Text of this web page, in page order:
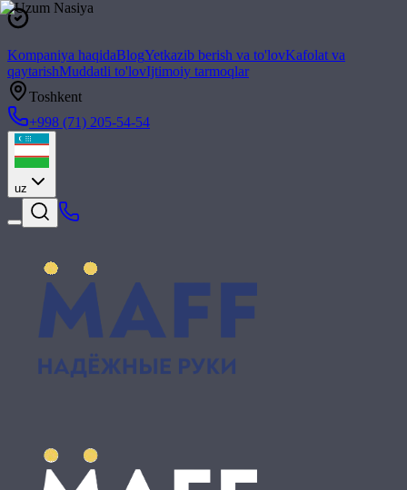
Kompaniya haqidaBlogYetkazib berish va to'lovKafolat va
qaytarishMuddatli to'lovIjtimoiy tarmoqlar
Toshkent
+998 (71) 205-54-54
uz